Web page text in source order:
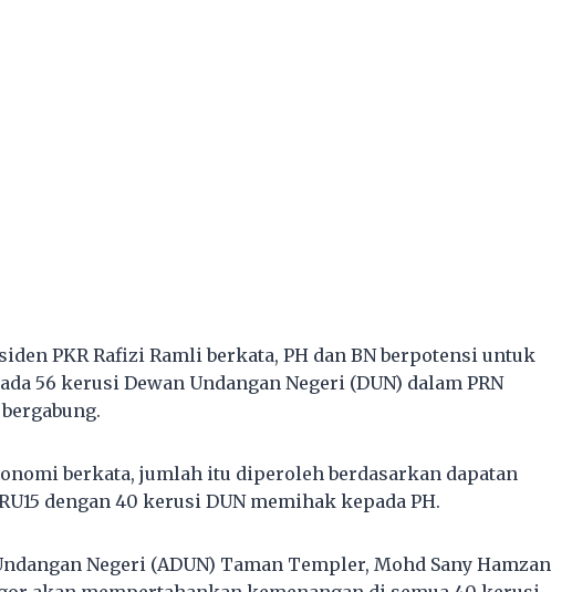
PKR Rafizi Ramli berkata, PH dan BN berpotensi untuk
56 kerusi Dewan Undangan Negeri (DUN) dalam PRN
berkata, jumlah itu diperoleh berdasarkan dapatan
dengan 40 kerusi DUN memihak kepada PH.
Negeri (ADUN) Taman Templer, Mohd Sany Hamzan